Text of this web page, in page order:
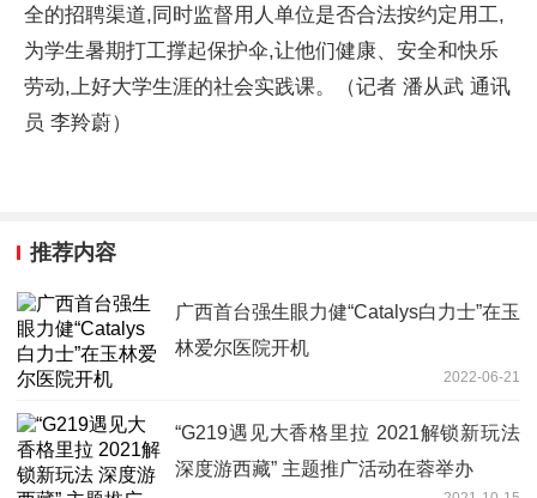
全的招聘渠道,同时监督用人单位是否合法按约定用工,
为学生暑期打工撑起保护伞,让他们健康、安全和快乐
劳动,上好大学生涯的社会实践课。（记者 潘从武 通讯
员 李羚蔚）
推荐内容
广西首台强生眼力健“Catalys白力士”在玉
林爱尔医院开机
2022-06-21
“G219遇见大香格里拉 2021解锁新玩法
深度游西藏” 主题推广活动在蓉举办